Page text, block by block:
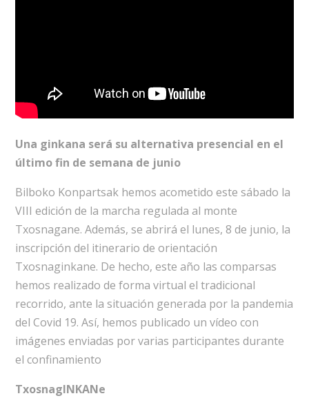
Una ginkana será su alternativa presencial en el
último fin de semana de junio
Bilboko Konpartsak hemos acometido este sábado la
VIII edición de la marcha regulada al monte
Txosnagane. Además, se abrirá el lunes, 8 de junio, la
inscripción del itinerario de orientación
Txosnaginkane. De hecho, este año las comparsas
hemos realizado de forma virtual el tradicional
recorrido, ante la situación generada por la pandemia
del Covid 19. Así, hemos publicado un vídeo con
imágenes enviadas por varias participantes durante
el confinamiento
TxosnagINKANe